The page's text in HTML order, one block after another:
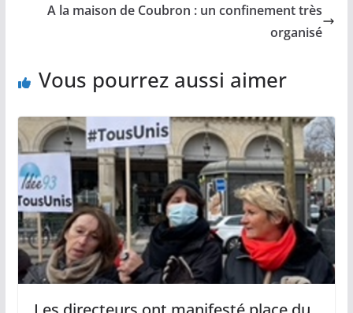
A la maison de Coubron : un confinement très
organisé
Vous pourrez aussi aimer